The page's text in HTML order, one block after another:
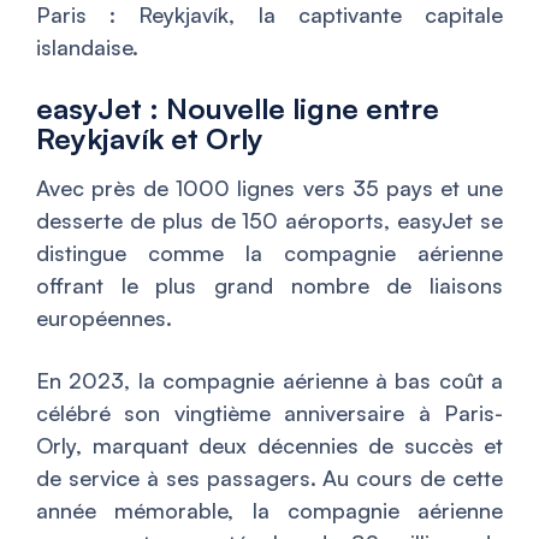
Paris : Reykjavík, la captivante capitale
islandaise.
easyJet : Nouvelle ligne entre
Reykjavík et Orly
Avec près de 1000 lignes vers 35 pays et une
desserte de plus de 150 aéroports, easyJet se
distingue comme la compagnie aérienne
offrant le plus grand nombre de liaisons
européennes.
En 2023, la compagnie aérienne à bas coût a
célébré son vingtième anniversaire à Paris-
Orly, marquant deux décennies de succès et
de service à ses passagers. Au cours de cette
année mémorable, la compagnie aérienne